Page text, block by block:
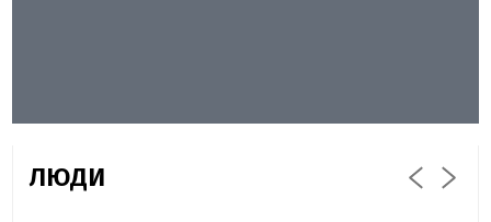
ЛЮДИ